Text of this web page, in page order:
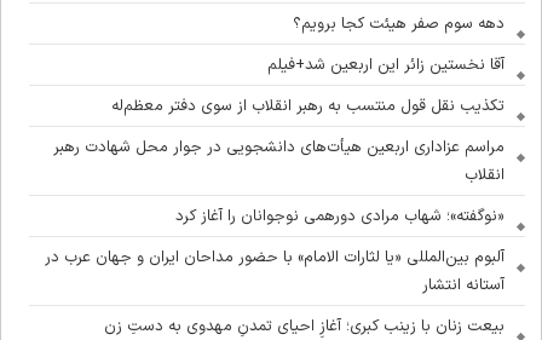
دهه سوم صفر هیئت کجا برویم؟
آقا نخستین زائر این اربعین شد+فیلم
تکذیب نقل قول منتسب به رهبر انقلاب از سوی دفتر معظم‌له
مراسم عزاداری اربعین هیأت‌های دانشجویی در جوار محل شهادت رهبر
انقلاب
«نوگفته»؛ شهاب مرادی دورهمی نوجوانان را آغاز کرد
آلبوم بین‌المللی «یا لثارات الامام» با حضور مداحان ایران و جهان عرب در
آستانه انتشار
بیعت زنان با زینب کبری؛ آغازِ احیای تمدنِ مهدوی به دستِ زن